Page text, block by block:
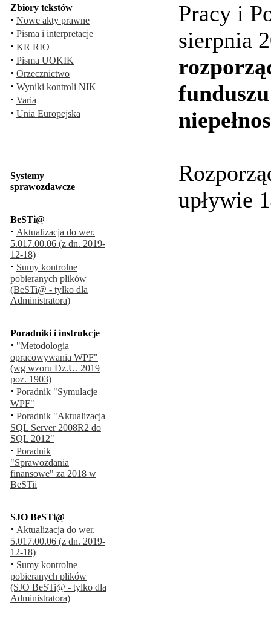
Zbiory tekstów
· Nowe akty prawne
· Pisma i interpretacje
· KR RIO
· Pisma UOKIK
· Orzecznictwo
· Wyniki kontroli NIK
· Varia
· Unia Europejska
Systemy
sprawozdawcze
BeSTi@
· Aktualizacja do wer.
5.017.00.06 (z dn. 2019-
12-18)
· Sumy kontrolne
pobieranych plików
(BeSTi@ - tylko dla
Administratora)
Poradniki i instrukcje
· "Metodologia
opracowywania WPF"
(wg wzoru Dz.U. 2019
poz. 1903)
· Poradnik "Symulacje
WPF"
· Poradnik "Aktualizacja
SQL Server 2008R2 do
SQL 2012"
· Poradnik
"Sprawozdania
finansowe" za 2018 w
BeSTii
SJO BeSTi@
· Aktualizacja do wer.
5.017.00.06 (z dn. 2019-
12-18)
· Sumy kontrolne
pobieranych plików
(SJO BeSTi@ - tylko dla
Administratora)
Pracy i
sierpnia
upływie